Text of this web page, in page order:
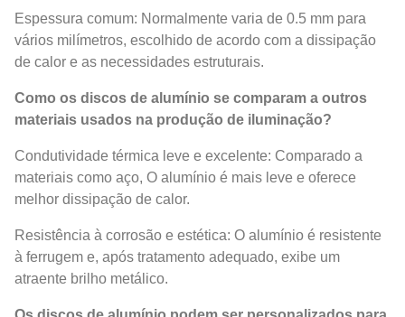
Espessura comum: Normalmente varia de 0.5 mm para
vários milímetros, escolhido de acordo com a dissipação
de calor e as necessidades estruturais.
Como os discos de alumínio se comparam a outros
materiais usados ​​na produção de iluminação?
Condutividade térmica leve e excelente: Comparado a
materiais como aço, O alumínio é mais leve e oferece
melhor dissipação de calor.
Resistência à corrosão e estética: O alumínio é resistente
à ferrugem e, após tratamento adequado, exibe um
atraente brilho metálico.